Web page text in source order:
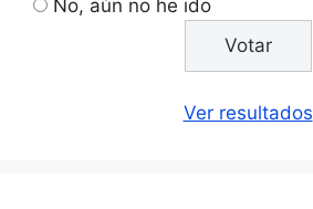
No, aún no he ido
Ver resultados